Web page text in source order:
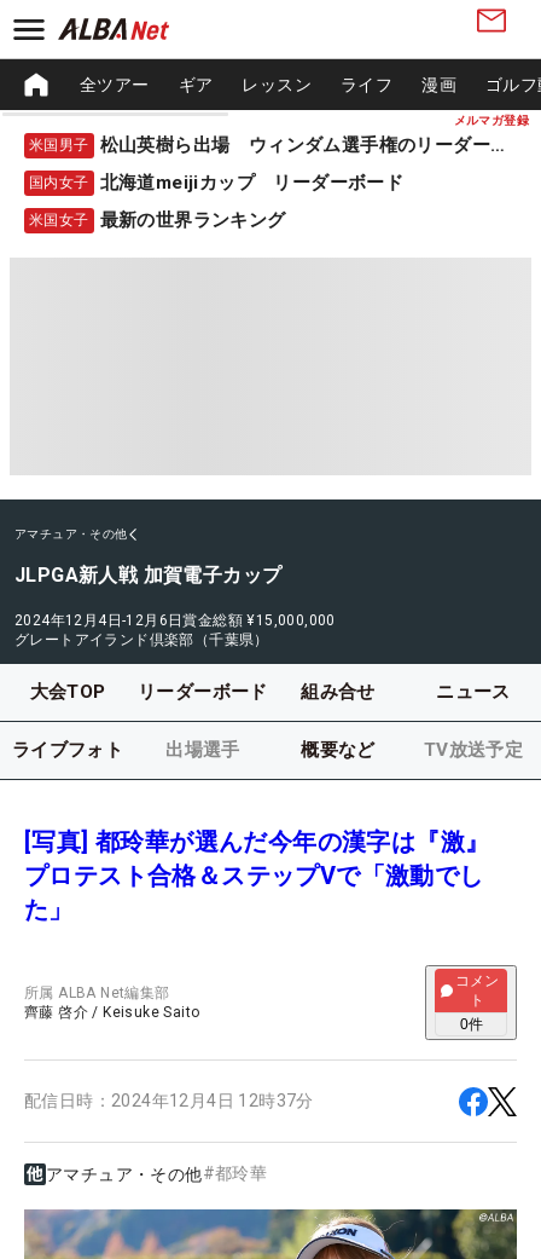
メルマガ登録
全ツアー ギア レッスン ライフ 漫画 ゴル
米国男子 松山英樹ら出場 ウィンダム選手権のリーダーボード
国内女子 北海道meijiカップ リーダーボード
米国女子 最新の世界ランキング
アマチュア・その他
JLPGA新人戦 加賀電子カップ
2024年12月4日-12月6日賞金総額 ¥15,000,000
グレートアイランド倶楽部（千葉県）
大会TOP リーダーボード 組み合せ ニュース
ライブフォト 出場選手 概要など TV放送予定
[写真] 都玲華が選んだ今年の漢字は『激』
プロテスト合格＆ステップVで「激動でし
た」
所属ALBA Net編集部
齊藤 啓介 / Keisuke Saito
コメン
ト
0件
配信日時： 2024年12月4日 12時37分
アマチュア・その他#都玲華